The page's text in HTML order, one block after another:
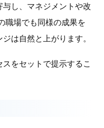
し、マネジメントや改
職場でも同様の成果を
は自然と上がります。
をセットで提示するこ